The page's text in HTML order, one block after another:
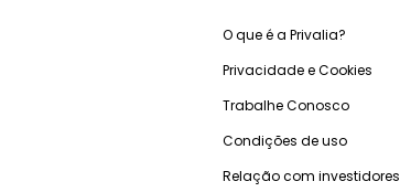
O que é a Privalia?
Privacidade e Cookies
Trabalhe Conosco
Condições de uso
Relação com investidores